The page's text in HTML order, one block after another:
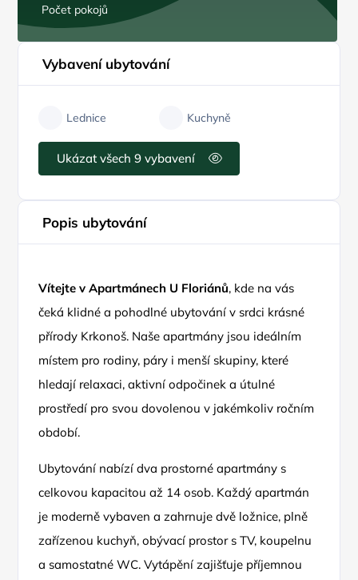
Počet pokojů
Vybavení ubytování
Lednice Kuchyně
Ukázat všech 9 vybavení
Popis ubytování
Vítejte v Apartmánech U Floriánů, kde na vás
čeká klidné a pohodlné ubytování v srdci krásné
přírody Krkonoš. Naše apartmány jsou ideálním
místem pro rodiny, páry i menší skupiny, které
hledají relaxaci, aktivní odpočinek a útulné
prostředí pro svou dovolenou v jakémkoliv ročním
období.
Ubytování nabízí dva prostorné apartmány s
celkovou kapacitou až 14 osob. Každý apartmán
je moderně vybaven a zahrnuje dvě ložnice, plně
zařízenou kuchyň, obývací prostor s TV, koupelnu
a samostatné WC. Vytápění zajišťuje příjemnou